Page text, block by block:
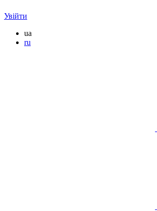
Увійти
ua
ru